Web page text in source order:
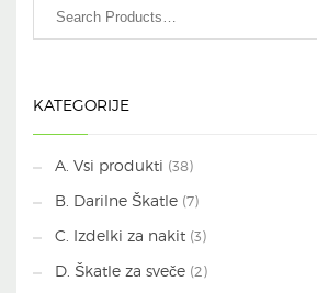
KATEGORIJE
A. Vsi produkti (38)
B. Darilne Škatle (7)
C. Izdelki za nakit (3)
D. Škatle za sveče (2)